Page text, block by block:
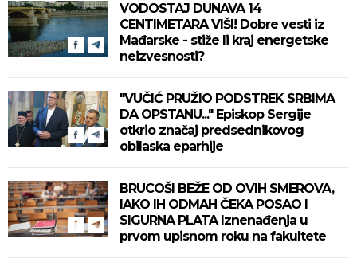
VODOSTAJ DUNAVA 14
CENTIMETARA VIŠI! Dobre vesti iz
Mađarske - stiže li kraj energetske
neizvesnosti?
"VUČIĆ PRUŽIO PODSTREK SRBIMA
DA OPSTANU..." Episkop Sergije
otkrio značaj predsednikovog
obilaska eparhije
BRUCOŠI BEŽE OD OVIH SMEROVA,
IAKO IH ODMAH ČEKA POSAO I
SIGURNA PLATA Iznenađenja u
prvom upisnom roku na fakultete